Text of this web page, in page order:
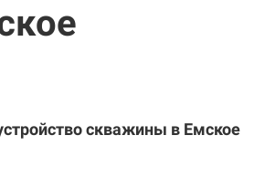
скважины в Емское